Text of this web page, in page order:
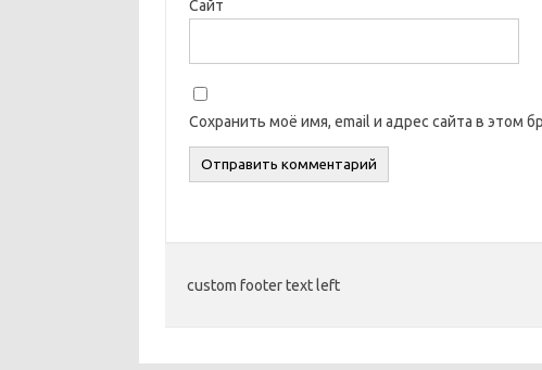
Сайт
Сохранить моё имя, email и адрес сайта в этом
custom footer text left